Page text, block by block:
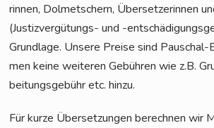
rin­nen, Dol­met­schern, Über­set­ze­rin­nen
(Jus­tiz­ver­gü­tungs- und -
Grund­la­ge. Unse­re Prei­se sind
men kei­ne wei­te­ren Gebüh­ren wie z.B.
bei­tungs­ge­bühr etc. hinzu.
Für kur­ze Über­set­zun­gen berech­nen wir